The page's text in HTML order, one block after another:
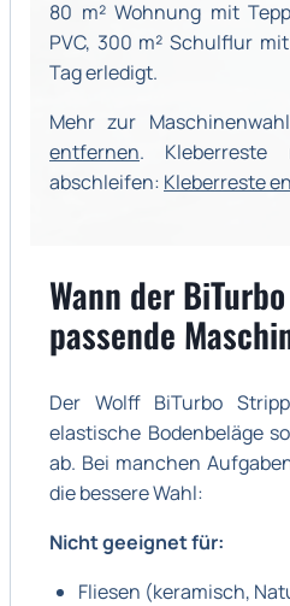
80 m² Wohnung mit
PVC, 300 m² Schulflur
Tag erledigt.
Mehr zur
entfernen. Kleberreste
abschleifen: Kleberreste
Wann der
passende
Der Wolff BiTurbo
elastische Bodenbeläge
ab. Bei manchen
die bessere Wahl:
Nicht geeignet für:
Fliesen (keramisch,